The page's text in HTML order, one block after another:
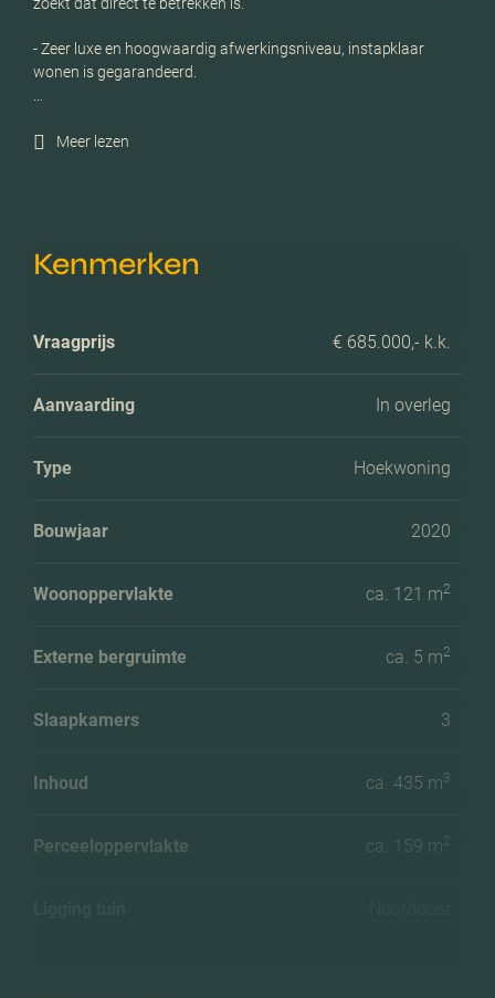
- Zeer luxe en hoogwaardig afwerkingsniveau, instapklaar
wonen is gegarandeerd.
Meer lezen
Kenmerken
Vraagprijs € 685.000,- k.k.
Aanvaarding In overleg
Type Hoekwoning
Bouwjaar 2020
Woonoppervlakte ca. 121 m2
Externe bergruimte ca. 5 m2
Slaapkamers 3
Inhoud ca. 435 m3
Perceeloppervlakte ca. 159 m2